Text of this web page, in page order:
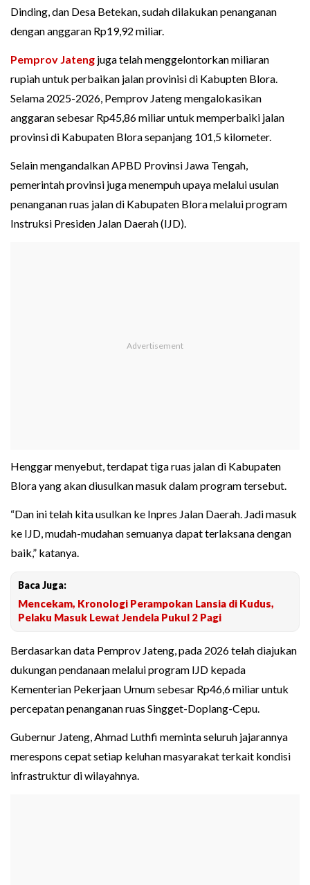
Dinding, dan Desa Betekan, sudah dilakukan penanganan
dengan anggaran Rp19,92 miliar.
Pemprov Jateng juga telah menggelontorkan miliaran
rupiah untuk perbaikan jalan provinisi di Kabupten Blora.
Selama 2025-2026, Pemprov Jateng mengalokasikan
anggaran sebesar Rp45,86 miliar untuk memperbaiki jalan
provinsi di Kabupaten Blora sepanjang 101,5 kilometer.
Selain mengandalkan APBD Provinsi Jawa Tengah,
pemerintah provinsi juga menempuh upaya melalui usulan
penanganan ruas jalan di Kabupaten Blora melalui program
Instruksi Presiden Jalan Daerah (IJD).
Henggar menyebut, terdapat tiga ruas jalan di Kabupaten
Blora yang akan diusulkan masuk dalam program tersebut.
“Dan ini telah kita usulkan ke Inpres Jalan Daerah. Jadi masuk
ke IJD, mudah-mudahan semuanya dapat terlaksana dengan
baik,” katanya.
Baca Juga:
Mencekam, Kronologi Perampokan Lansia di Kudus,
Pelaku Masuk Lewat Jendela Pukul 2 Pagi
Berdasarkan data Pemprov Jateng, pada 2026 telah diajukan
dukungan pendanaan melalui program IJD kepada
Kementerian Pekerjaan Umum sebesar Rp46,6 miliar untuk
percepatan penanganan ruas Singget-Doplang-Cepu.
Gubernur Jateng, Ahmad Luthfi meminta seluruh jajarannya
merespons cepat setiap keluhan masyarakat terkait kondisi
infrastruktur di wilayahnya.